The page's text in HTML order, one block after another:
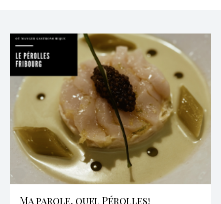
Ma parole, quel Pérolles!